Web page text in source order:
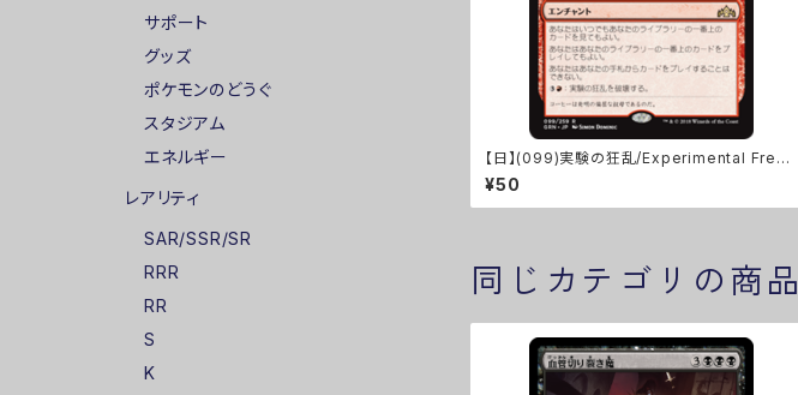
【日】(099)実験の狂乱/Experimental Frenz
y [GRN]
¥50
同じカテゴリの商品
サポート
グッズ
ポケモンのどうぐ
スタジアム
エネルギー
レアリティ
SAR/SSR/SR
RRR
RR
S
K